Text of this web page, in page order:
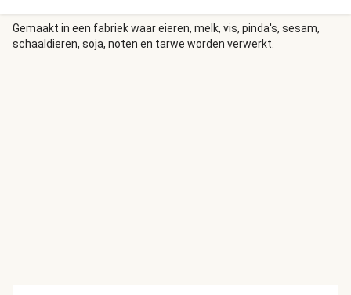
Gemaakt in een fabriek waar eieren, melk, vis, pinda's, sesam,
schaaldieren, soja, noten en tarwe worden verwerkt.